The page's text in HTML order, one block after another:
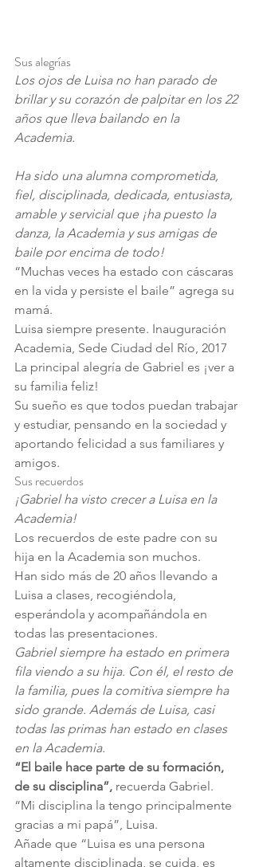
Sus alegrías
Los ojos de Luisa no han parado de
brillar y su corazón de palpitar en los 22
años que lleva bailando en la
Academia.
Ha sido una alumna comprometida,
fiel, disciplinada, dedicada, entusiasta,
amable y servicial que ¡ha puesto la
danza, la Academia y sus amigas de
baile por encima de todo!
“Muchas veces ha estado con cáscaras
en la vida y persiste el baile” agrega su
mamá.
Luisa siempre presente. Inauguración
Academia, Sede Ciudad del Río, 2017
La principal alegría de Gabriel es ¡ver a
su familia feliz!
Su sueño es que todos puedan trabajar
y estudiar, pensando en la sociedad y
aportando felicidad a sus familiares y
amigos.
Sus recuerdos
¡Gabriel ha visto crecer a Luisa en la
Academia!
Los recuerdos de este padre con su
hija en la Academia son muchos.
Han sido más de 20 años llevando a
Luisa a clases, recogiéndola,
esperándola y acompañándola en
todas las presentaciones.
Gabriel siempre ha estado en primera
fila viendo a su hija. Con él, el resto de
la familia, pues la comitiva siempre ha
sido grande. Además de Luisa, casi
todas las primas han estado en clases
en la Academia.
“El baile hace parte de su formación,
de su disciplina”, recuerda Gabriel.
“Mi disciplina la tengo principalmente
gracias a mi papá”, Luisa.
Añade que “Luisa es una persona
altamente disciplinada, se cuida, es